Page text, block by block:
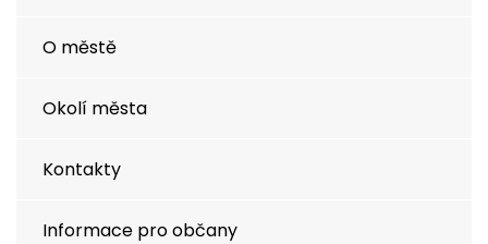
O městě
Okolí města
Kontakty
Informace pro občany